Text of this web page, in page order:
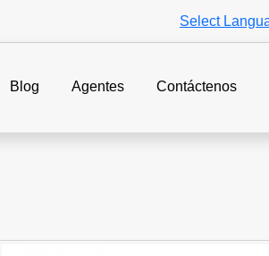
Select
Blog Agentes Contáctenos